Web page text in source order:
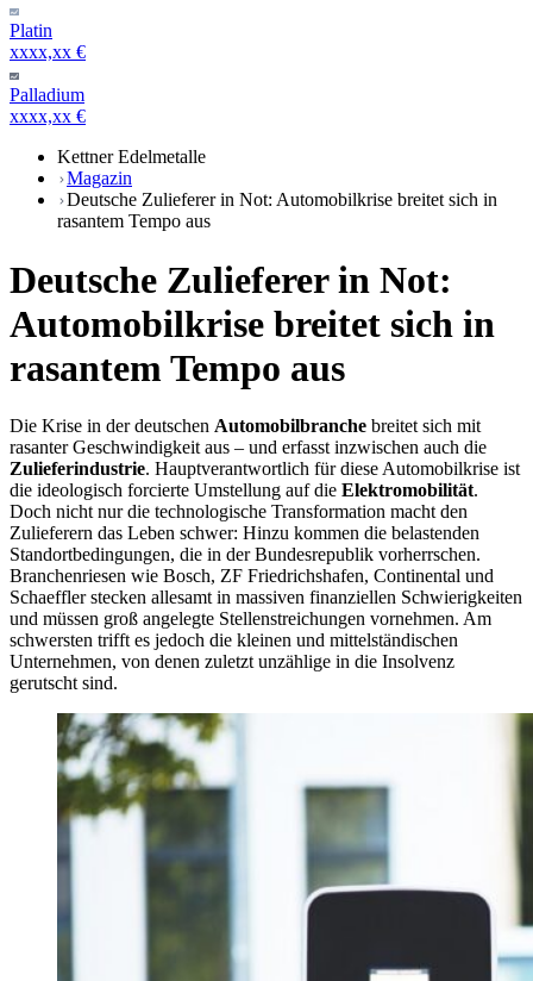
Platin
xxxx,xx €
Palladium
xxxx,xx €
Kettner Edelmetalle
Magazin
Deutsche Zulieferer in Not: Automobilkrise breitet sich in
rasantem Tempo aus
Deutsche Zulieferer in Not:
Automobilkrise breitet sich in
rasantem Tempo aus
Die Krise in der deutschen Automobilbranche breitet sich mit
rasanter Geschwindigkeit aus – und erfasst inzwischen auch die
Zulieferindustrie. Hauptverantwortlich für diese Automobilkrise ist
die ideologisch forcierte Umstellung auf die Elektromobilität.
Doch nicht nur die technologische Transformation macht den
Zulieferern das Leben schwer: Hinzu kommen die belastenden
Standortbedingungen, die in der Bundesrepublik vorherrschen.
Branchenriesen wie Bosch, ZF Friedrichshafen, Continental und
Schaeffler stecken allesamt in massiven finanziellen Schwierigkeiten
und müssen groß angelegte Stellenstreichungen vornehmen. Am
schwersten trifft es jedoch die kleinen und mittelständischen
Unternehmen, von denen zuletzt unzählige in die Insolvenz
gerutscht sind.